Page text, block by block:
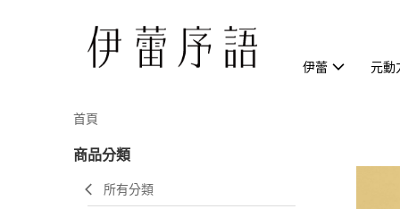
伊蕾 元動
首頁
商品分類
所有分類